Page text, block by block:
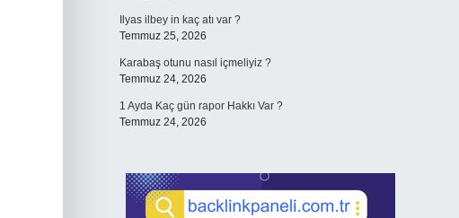
Ilyas ilbey in kaç atı var ?
Temmuz 25, 2026
Karabaş otunu nasıl içmeliyiz ?
Temmuz 24, 2026
1 Ayda Kaç gün rapor Hakkı Var ?
Temmuz 24, 2026